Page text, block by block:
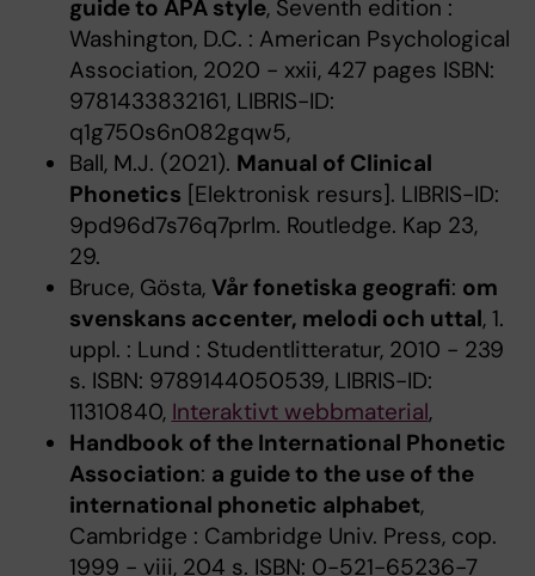
guide to APA style, Seventh edition :
Washington, D.C. : American Psychological
Association, 2020 - xxii, 427 pages ISBN:
9781433832161, LIBRIS-ID:
q1g750s6n082gqw5,
Ball, M.J. (2021). Manual of Clinical
Phonetics [Elektronisk resurs]. LIBRIS-ID:
9pd96d7s76q7prlm. Routledge. Kap 23,
29.
Bruce, Gösta, Vår fonetiska geografi: om
svenskans accenter, melodi och uttal, 1.
uppl. : Lund : Studentlitteratur, 2010 - 239
s. ISBN: 9789144050539, LIBRIS-ID:
11310840, Interaktivt webbmaterial,
Handbook of the International Phonetic
Association: a guide to the use of the
international phonetic alphabet,
Cambridge : Cambridge Univ. Press, cop.
1999 - viii, 204 s. ISBN: 0-521-65236-7